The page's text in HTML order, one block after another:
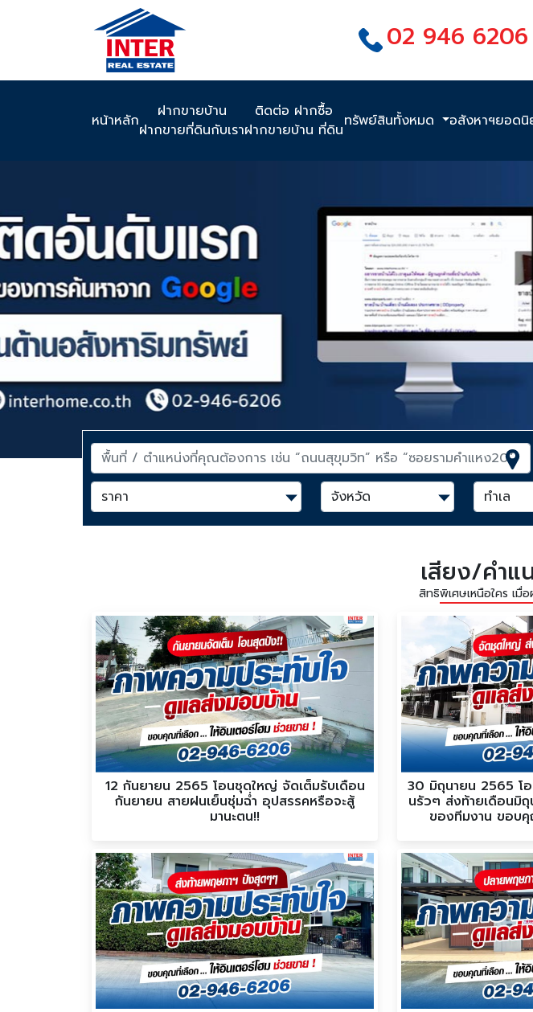
02 946 6206
หน้าหลัก
ฝากขายบ้าน
ฝากขายที่ดินกับเรา
ติดต่อ ฝากซื้อ
ฝากขายบ้าน ที่ดินทรัพย์สินทั้งหมด อสังหาฯยอดนิ
เสียง/คำแ
สิทธิพิเศษเหนือใคร เมื่
12 กันยายน 2565 โอนชุดใหญ่ จัดเต็มรับเดือน
กันยายน สายฝนเย็นชุ่มฉ่ำ อุปสรรคหรือจะสู้
มานะตน!!
30 มิถุนายน 2565 โ
นรัวๆ ส่งท้ายเดือนมิ
ของทีมงาน ขอบ